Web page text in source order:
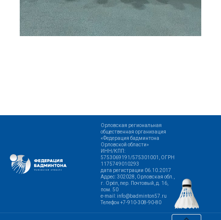
Орловская региональная
общественная организация
«Федерация бадминтона
Орловской области»
ИНН/КПП:
5753069191/575301001, ОГРН
1175749010293
дата регистрации 06.10.2017
Адрес: 302028, Орловская обл.,
г. Орёл, пер. Почтовый, д. 16,
пом. 50
e-mail: info@badminton57.ru
Телефон +7-910-308-90-80